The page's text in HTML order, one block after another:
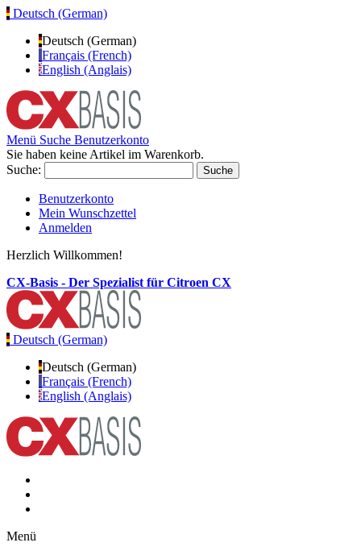
Deutsch (German)
Deutsch (German)
Français (French)
English (Anglais)
Menü Suche Benutzerkonto
Sie haben keine Artikel im Warenkorb.
Suche:
Suche
Benutzerkonto
Mein Wunschzettel
Anmelden
Herzlich Willkommen!
CX-Basis - Der Spezialist für Citroen CX
Deutsch (German)
Deutsch (German)
Français (French)
English (Anglais)
Menü